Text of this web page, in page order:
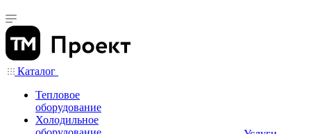
Каталог
Тепловое
оборудование
Холодильное